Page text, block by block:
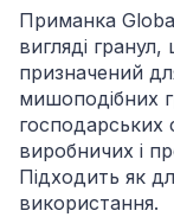
Приманка
вигляді
призначений
мишоподібних
господарських
виробничих і
Підходить як
використання.